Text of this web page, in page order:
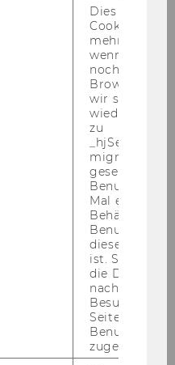
und Service
und ihre
des
Dies ist ein
Cookie, das
mehr setzen,
wenn ein
noch in
Browser hat,
wir seinen
zu
migrieren.
gesetzt,
Benutzer
Mal eine
Behält die
Benutzer-ID
diese Seite
ist. Stellt
die Daten von
Besuchen
Seite
Benutzer-ID
zugeordnet